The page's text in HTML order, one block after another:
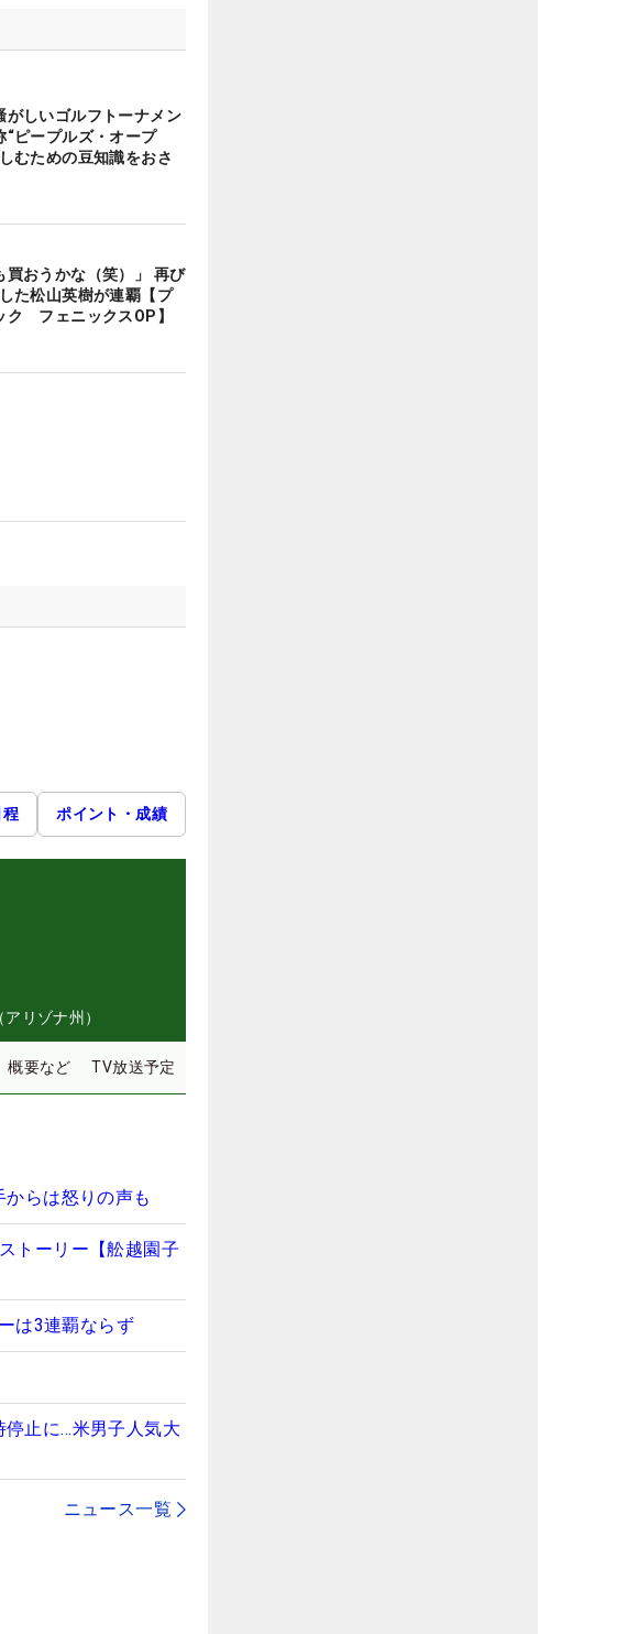
がしいゴルフトーナメン
“ピープルズ・オープ
むための豆知識をおさ
買おうかな（笑）」 再び
た松山英樹が連覇【プ
ク フェニックスOP】
程 ポイント・成績
リゾナ州）
概要など TV放送予定
らは怒りの声も
トーリー【舩越園子
は3連覇ならず
止に…米男子人気大
ニュース一覧